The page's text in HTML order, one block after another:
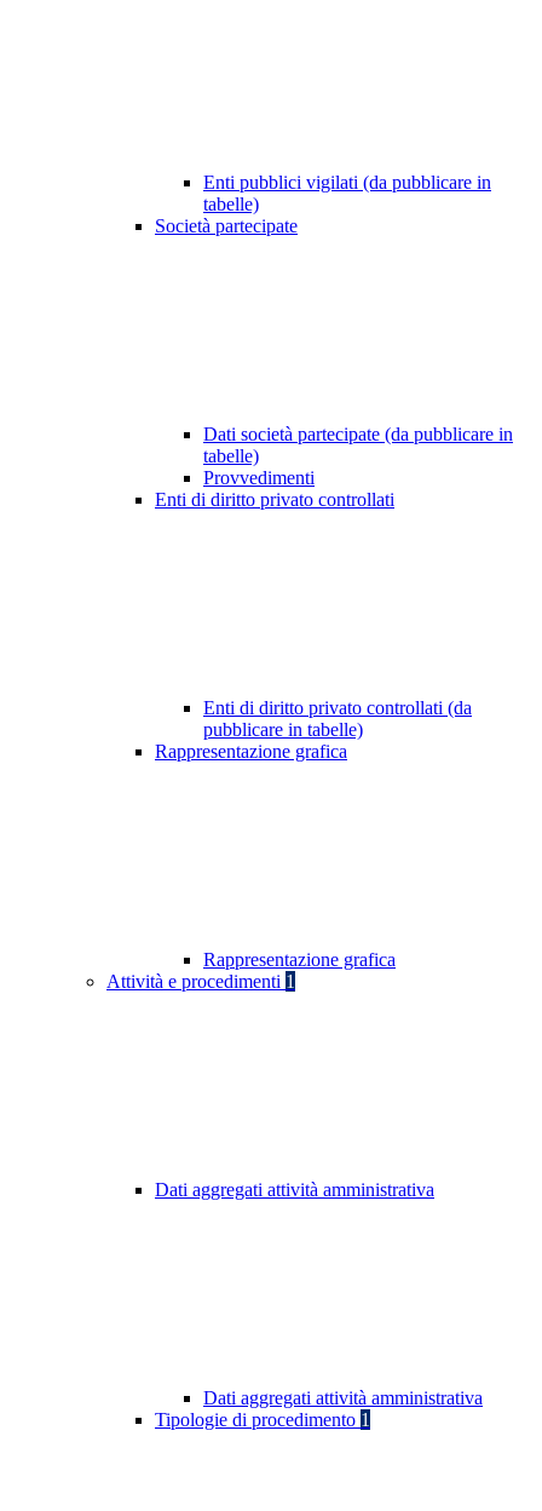
Enti pubblici vigilati (da pubblicare in
tabelle)
Società partecipate
Dati società partecipate (da pubblicare in
tabelle)
Provvedimenti
Enti di diritto privato controllati
Enti di diritto privato controllati (da
pubblicare in tabelle)
Rappresentazione grafica
Rappresentazione grafica
Attività e procedimenti 1
Dati aggregati attività amministrativa
Dati aggregati attività amministrativa
Tipologie di procedimento 1